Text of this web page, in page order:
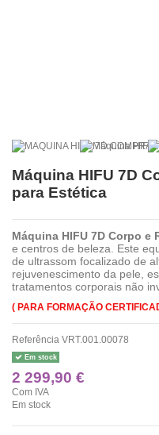
Máquina HIFU 7D
para Estética
Máquina HIFU 7D Corpo e
e centros de beleza. Este
de ultrassom focalizado de
rejuvenescimento da pele,
tratamentos corporais não
( PARA FORMAÇÃO
Referência VRT.001.00078
Em stock
2 299,90 €
Com IVA
Em stock